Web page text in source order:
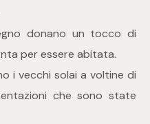
donano un tocco di
per essere abitata.
i vecchi solai a voltine di
che sono state